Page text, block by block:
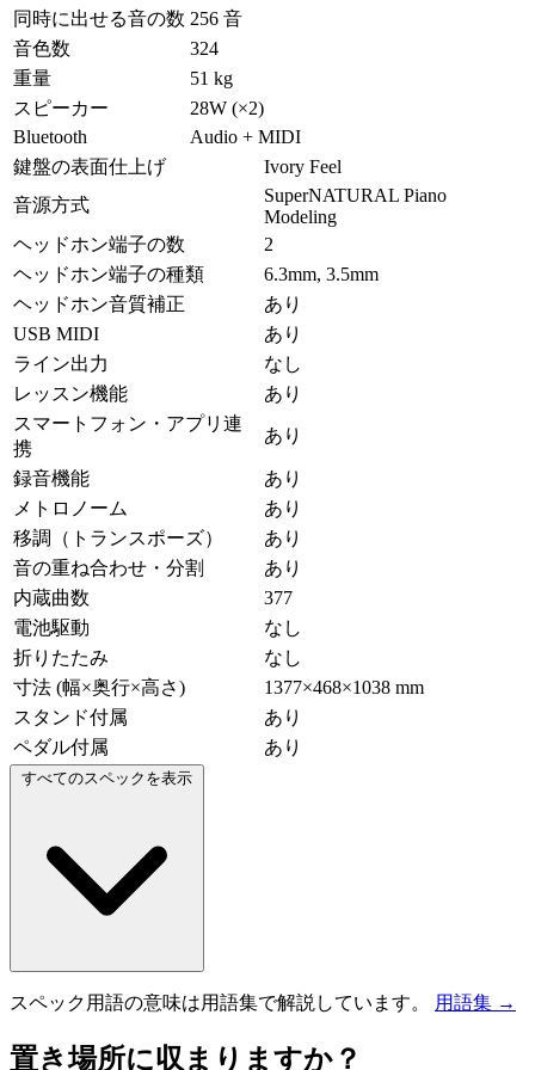
同時に出せる音の数 256 音
音色数
324
重量
51 kg
スピーカー
28W (×2)
Bluetooth
Audio + MIDI
鍵盤の表面仕上げ
Ivory Feel
音源方式
SuperNATURAL Piano
Modeling
ヘッドホン端子の数
2
ヘッドホン端子の種類
6.3mm, 3.5mm
ヘッドホン音質補正
あり
USB MIDI
あり
ライン出力
なし
レッスン機能
あり
スマートフォン・アプリ連
携
あり
録音機能
あり
メトロノーム
あり
移調（トランスポーズ）
あり
音の重ね合わせ・分割
あり
内蔵曲数
377
電池駆動
なし
折りたたみ
なし
寸法 (幅×奥行×高さ)
1377×468×1038 mm
スタンド付属
あり
ペダル付属
あり
すべてのスペックを表示
スペック用語の意味は用語集で解説しています。 用語集 →
置き場所に収まりますか？